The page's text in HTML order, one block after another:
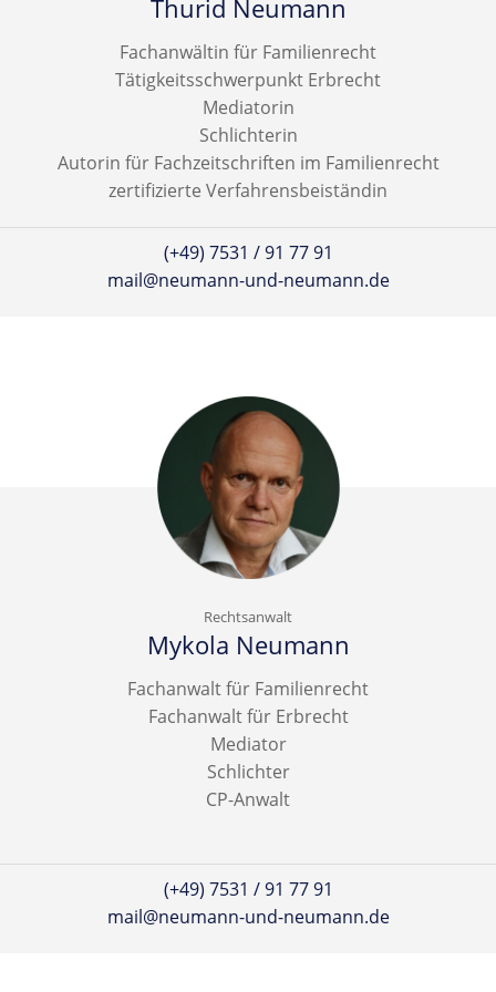
Testamentsvollstreckung
Vermächtnis
Ersatzerbe
Ausländisches Erbrecht
Erbschaftssteuer
Thurid Neumann
Fachanwältin für Familienrecht
Tätigkeitsschwerpunkt Erbrecht
Mediatorin
Schlichterin
Autorin für Fachzeitschriften im Familienrecht
zertifizierte Verfahrensbeiständin
(+49) 7531 / 91 77 91
mail@neumann-und-neumann.de
Rechtsanwalt
Mykola Neumann
Fachanwalt für Familienrecht
Fachanwalt für Erbrecht
Mediator
Schlichter
CP-Anwalt
(+49) 7531 / 91 77 91
mail@neumann-und-neumann.de